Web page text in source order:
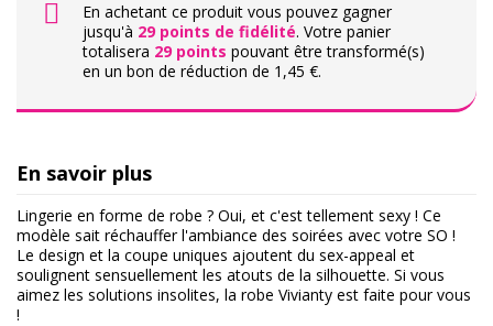
En achetant ce produit vous pouvez gagner
jusqu'à 29 points de fidélité. Votre panier
totalisera 29 points pouvant être transformé(s)
en un bon de réduction de 1,45 €.
En savoir plus
Lingerie en forme de robe ? Oui, et c'est tellement sexy ! Ce
modèle sait réchauffer l'ambiance des soirées avec votre SO !
Le design et la coupe uniques ajoutent du sex-appeal et
soulignent sensuellement les atouts de la silhouette. Si vous
aimez les solutions insolites, la robe Vivianty est faite pour vous
!